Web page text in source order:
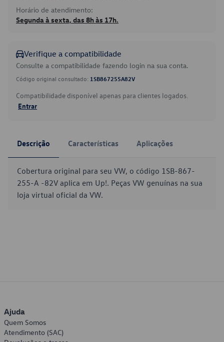
Horário de atendimento:
Segunda à sexta, das 8h às 17h.
Verifique a compatibilidade
Consulte a compatibilidade fazendo login na sua conta.
Código original consultado: 1SB867255A82V
Compatibilidade disponível apenas para clientes logados.
Entrar
Descrição Características Aplicações
Cobertura original para seu VW, o código 1SB-867-
255-A -82V aplica em Up!. Peças VW genuínas na sua
loja virtual oficial da VW.
Ajuda
Quem Somos
Atendimento (SAC)